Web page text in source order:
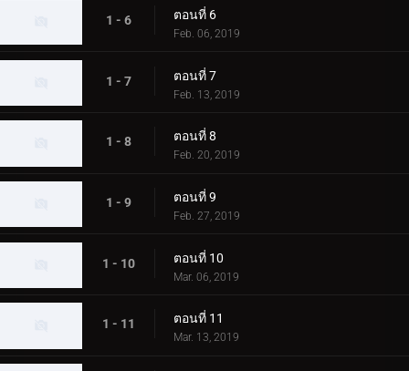
1 - 6 ตอนที่ 6
Feb. 06, 2019
1 - 7 ตอนที่ 7
Feb. 13, 2019
1 - 8 ตอนที่ 8
Feb. 20, 2019
1 - 9 ตอนที่ 9
Feb. 27, 2019
1 - 10 ตอนที่ 10
Mar. 06, 2019
1 - 11 ตอนที่ 11
Mar. 13, 2019